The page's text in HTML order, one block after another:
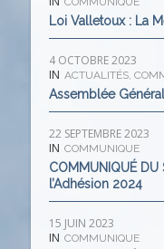
Loi Valletoux : La
4 OCTOBRE 2023
IN ACTUALITÉS,
Assemblée
22 SEPTEMBRE 2023
IN COMMUNIQUE
COMMUNIQUÉ
l’Adhésion 2024
15 JUIN 2023
IN COMMUNIQUE